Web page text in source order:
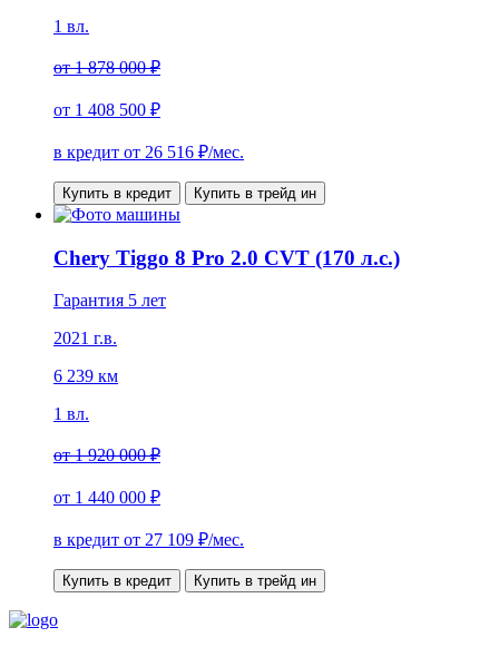
1 вл.
от1 878 000 ₽
от 1 408 500 ₽
в кредит от 26 516 ₽/мес.
Купить в кредит Купить в трейд ин
Chery Tiggo 8 Pro 2.0 CVT (170 л.с.)
Гарантия 5 лет
2021 г.в.
6 239 км
1 вл.
от1 920 000 ₽
от 1 440 000 ₽
в кредит от 27 109 ₽/мес.
Купить в кредит Купить в трейд ин